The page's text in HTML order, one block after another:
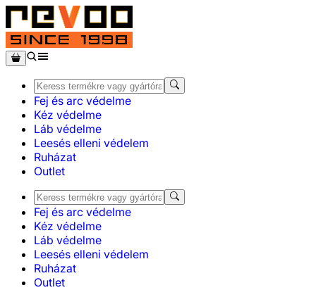
Fej és arc védelme
Kéz védelme
Láb védelme
Leesés elleni védelem
Ruházat
Outlet
Fej és arc védelme
Kéz védelme
Láb védelme
Leesés elleni védelem
Ruházat
Outlet